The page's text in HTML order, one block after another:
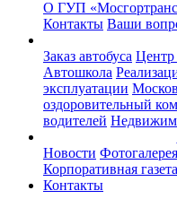
О ГУП
Контакты Ваши
Заказ автобуса Центр
Автошкола
эксплуатации
оздоровительный
водителей
Новости Фотогалерея
Корпоративная газета
Контакты